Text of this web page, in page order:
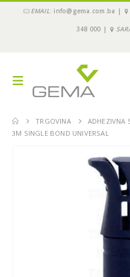
EMAIL: info@gema.com.ba |
348 000 |
TRGOVINA
ADHEZIVNA
3M SINGLE BOND UNIVERSAL